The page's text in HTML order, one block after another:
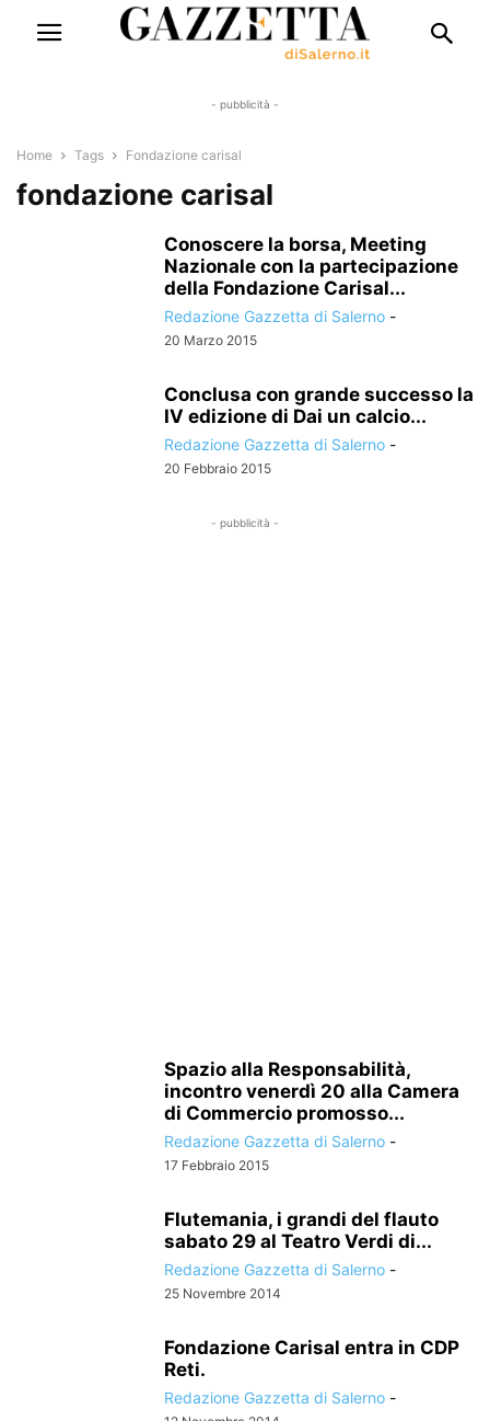
- pubblicità -
Home Tags Fondazione carisal
fondazione carisal
Conoscere la borsa, Meeting
Nazionale con la partecipazione
della Fondazione Carisal...
Redazione Gazzetta di Salerno -
20 Marzo 2015
Conclusa con grande successo la
IV edizione di Dai un calcio...
Redazione Gazzetta di Salerno -
20 Febbraio 2015
- pubblicità -
Spazio alla Responsabilità,
incontro venerdì 20 alla Camera
di Commercio promosso...
Redazione Gazzetta di Salerno -
17 Febbraio 2015
Flutemania, i grandi del flauto
sabato 29 al Teatro Verdi di...
Redazione Gazzetta di Salerno -
25 Novembre 2014
Fondazione Carisal entra in CDP
Reti.
Redazione Gazzetta di Salerno -